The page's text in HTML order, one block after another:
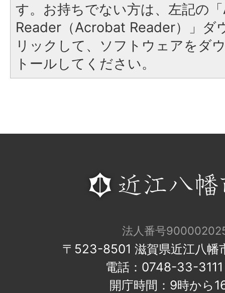
す。お持ちでない方は、左記の
Reader（Acrobat Reader）」ダ
リックして、ソフトウェアをダ
トールしてください。
法人番号
〒523-8501 滋賀県近江八幡
電話：0748-33-
開庁時間：9時から